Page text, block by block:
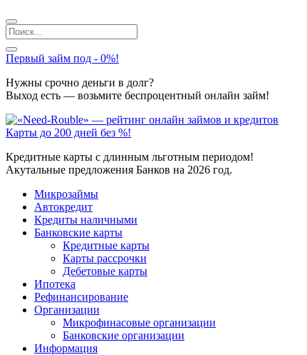
Первый займ под - 0%!
Нужны срочно деньги в долг?
Выход есть — возьмите беспроцентный онлайн займ!
Карты до 200 дней без %!
Кредитные карты с длинным льготным периодом!
Акутальные предложения Банков на 2026 год.
Микрозаймы
Автокредит
Кредиты наличными
Банковские карты
Кредитные карты
Карты рассрочки
Дебетовые карты
Ипотека
Рефинансирование
Организации
Микрофинасовые организации
Банковские организации
Информация